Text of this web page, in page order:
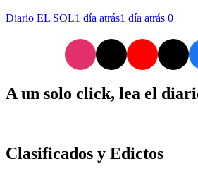
Diario EL SOL1 día atrás1 día atrás 0
A un solo click, lea el
Clasificados y Edictos